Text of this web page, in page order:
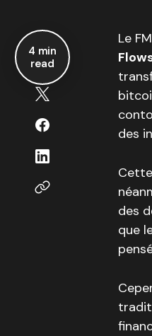
4 min
read
Le
des
des
que